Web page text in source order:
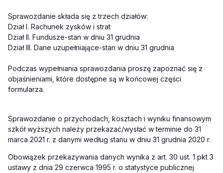
Sprawozdanie składa się z trzech działów:
Dział I. Rachunek zysków i strat
Dział II. Fundusze-stan w dniu 31 grudnia
Dział III. Dane uzupełniające-stan w dniu 31 grudnia
Podczas wypełniania sprawozdania proszę zapoznać się z
objaśnieniami, które dostępne są w końcowej części
formularza.
Sprawozdanie o przychodach, kosztach i wyniku finansowym
szkół wyższych należy przekazać/wysłać w terminie do 31
marca 2021 r. z danymi według stanu w dniu 31 grudnia 2020 r.
Obowiązek przekazywania danych wynika z art. 30 ust. 1 pkt 3
ustawy z dnia 29 czerwca 1995 r. o statystyce publicznej